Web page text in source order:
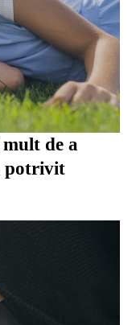
de a
potrivit